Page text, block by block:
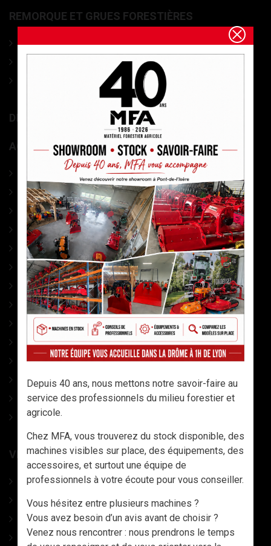
REMORQUE ET GRUES FORESTIÈRES
Ensemble Grues et Remorques forestières
Remorques à bois forestières
Grues de débardage forestières
DIVERS MATÉRIEL MARAÎCHAGE
ACCESSOIRES
PHARMACIE
CABLES DEBARDAGE
ACCESSOIRES DEBARDAGE
SIGNALISATION
MESURES
MARQUAGE
ELAGAGE
ACCESSOIRES Tronço
COINS A FRAPPER
CONDITIONNEMENT
ACCESSOIRES DIVERS
OUTILS AVEC MANCHES
LAMES DE SCIES
CATALOGUE
VÊTEMENTS, CHAUSSURES ET EPI
CHAUSSURES
VETEMENTS TRAVAIL & EPI
CASQUES DE PROTECTION
GANTS & MANCHETTES
Depuis 40 ans, nous mettons notre savoir-faire au
service des professionnels du milieu forestier et
agricole.
Chez MFA, vous trouverez du stock disponible, des
machines visibles sur place, des équipements, des
accessoires, et surtout une équipe de
professionnels à votre écoute pour vous conseiller.
Vous hésitez entre plusieurs machines ?
Vous avez besoin d’un avis avant de choisir ?
Venez nous rencontrer : nous prendrons le temps